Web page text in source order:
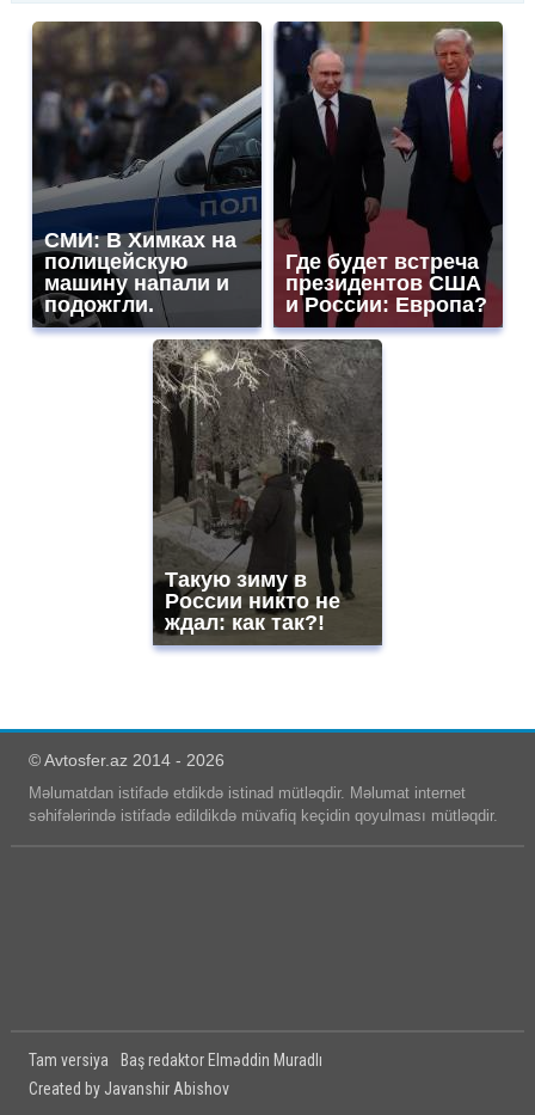
СМИ: В Химках на
полицейскую
машину напали и
подожгли.
Где будет встреча
президентов США
и России: Европа?
Такую зиму в
России никто не
ждал: как так?!
© Avtosfer.az 2014 - 2026
Məlumatdan istifadə etdikdə istinad mütləqdir. Məlumat internet
səhifələrində istifadə edildikdə müvafiq keçidin qoyulması mütləqdir.
Tam versiya
Baş redaktor Elməddin Muradlı
Created by Javanshir Abishov